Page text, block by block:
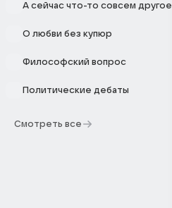
А сейчас что-то совсем другое
О любви без купюр
Философский вопрос
Политические дебаты
Смотреть все